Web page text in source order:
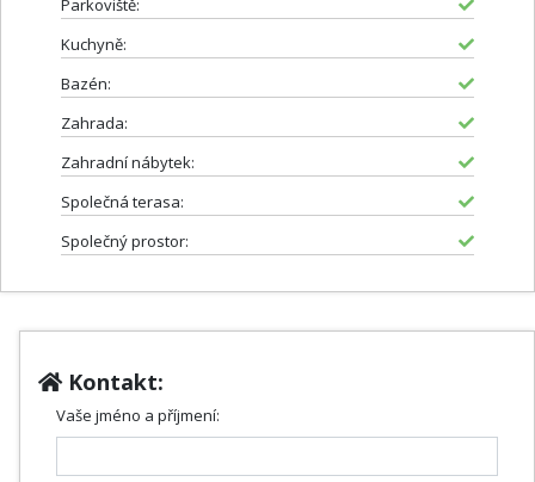
Parkoviště:
Kuchyně:
Bazén:
Zahrada:
Zahradní nábytek:
Společná terasa:
Společný prostor:
Kontakt:
Vaše jméno a příjmení: